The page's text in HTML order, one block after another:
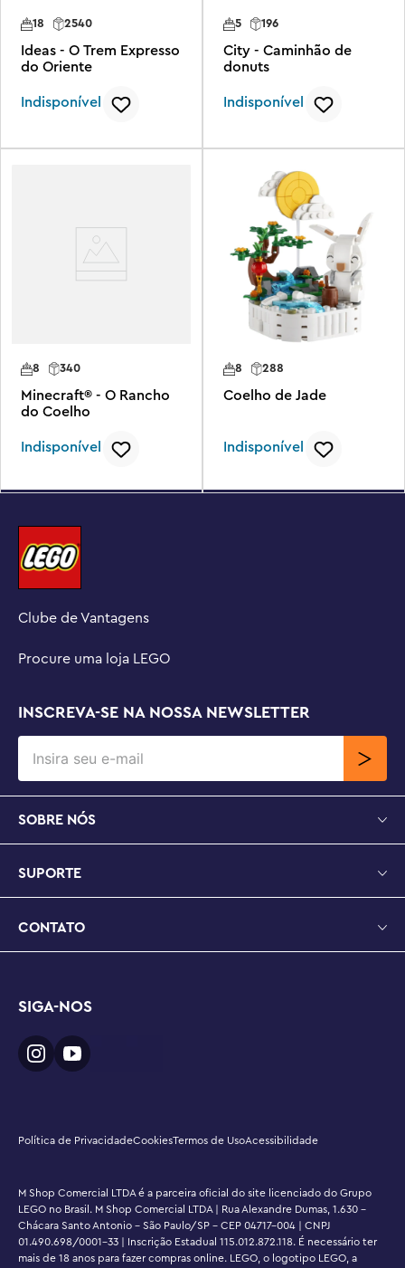
18 2540
Ideas - O Trem Expresso
do Oriente
Indisponível
196
5
City - Caminhão de
donuts
Indisponível
8 340
Minecraft® - O Rancho
do Coelho
Indisponível
288
8
Coelho de Jade
Indisponível
Clube de Vantagens
Procure uma loja LEGO
INSCREVA-SE NA NOSSA NEWSLETTER
SOBRE NÓS
SUPORTE
CONTATO
SIGA-NOS
Política de PrivacidadeCookiesTermos de UsoAcessibilidade
M Shop Comercial LTDA é a parceira oficial do site licenciado do Grupo
LEGO no Brasil. M Shop Comercial LTDA | Rua Alexandre Dumas, 1.630 -
Chácara Santo Antonio - São Paulo/SP - CEP 04717-004 | CNPJ
01.490.698/0001-33 | Inscrição Estadual 115.012.872.118. É necessário ter
mais de 18 anos para fazer compras online. LEGO, o logotipo LEGO, a